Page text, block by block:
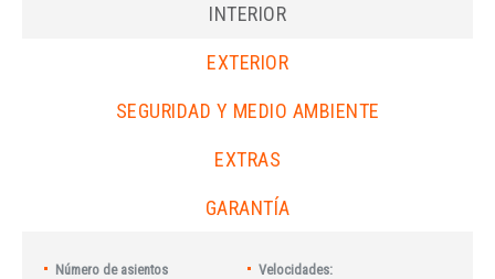
INTERIOR
EXTERIOR
SEGURIDAD Y MEDIO AMBIENTE
EXTRAS
GARANTÍA
Número de asientos
Velocidades: